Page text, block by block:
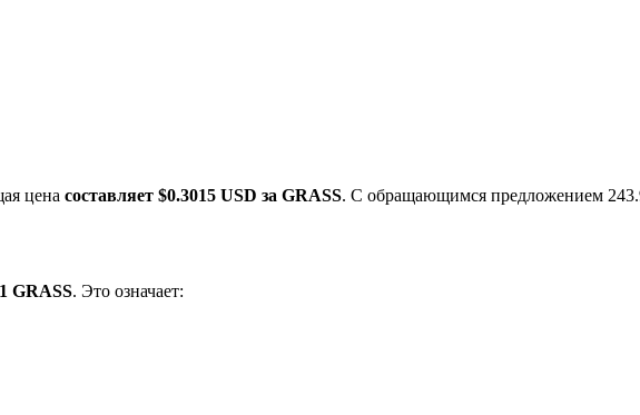
цена составляет $0.3015 USD за GRASS. С обращающимся предложением
GRASS. Это означает: